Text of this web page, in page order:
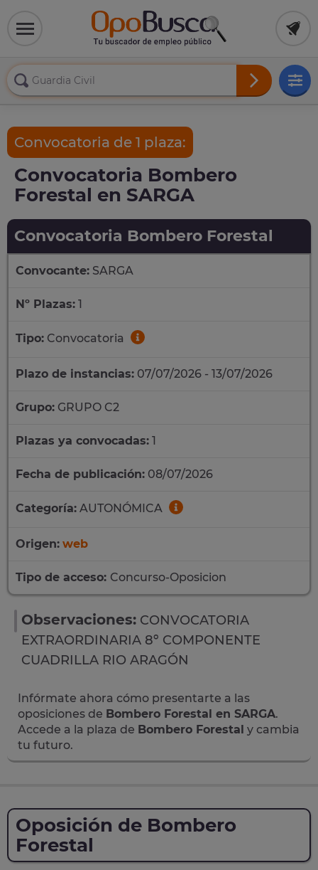
Convocatoria de 1 plaza:
Convocatoria Bombero
Forestal en SARGA
Convocatoria Bombero Forestal
Convocante: SARGA
Nº Plazas: 1
Tipo: Convocatoria
Plazo de instancias: 07/07/2026 - 13/07/2026
Grupo: GRUPO C2
Plazas ya convocadas: 1
Fecha de publicación: 08/07/2026
Categoría: AUTONÓMICA
Origen: web
Tipo de acceso: Concurso-Oposicion
Observaciones: CONVOCATORIA
EXTRAORDINARIA 8º COMPONENTE
CUADRILLA RIO ARAGÓN
Infórmate ahora cómo presentarte a las
oposiciones de Bombero Forestal en SARGA.
Accede a la plaza de Bombero Forestal y cambia
tu futuro.
Oposición de Bombero
Forestal